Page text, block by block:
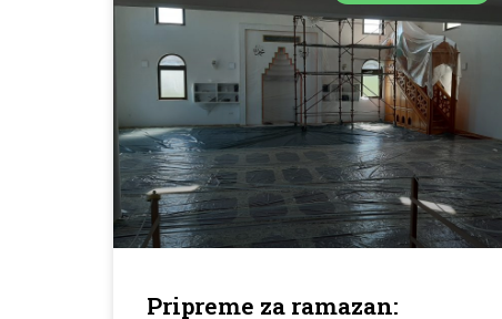
Pripreme za ramazan: